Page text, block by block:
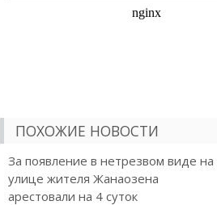
ПОХОЖИЕ НОВОСТИ
За появление в нетрезвом виде на
улице жителя Жанаозена
арестовали на 4 суток